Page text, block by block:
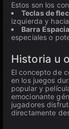
Estos son los
Teclas de
izquierda y
Barra
especiales o
Historia u
El concepto de
en los juegos
popular y
emocionante
jugadores
directamente